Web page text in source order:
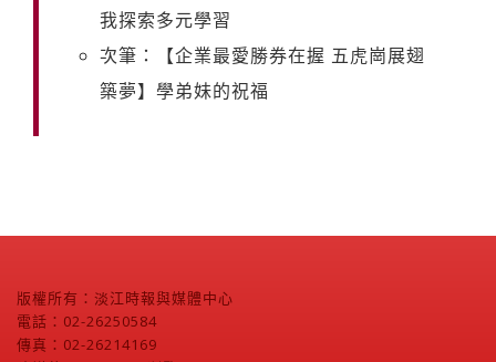
我探索多元學習
次筆：【企業最愛勝券在握 五虎崗展翅
築夢】學弟妹的祝福
版權所有：淡江時報與媒體中心
電話：02-26250584
傳真：02-26214169